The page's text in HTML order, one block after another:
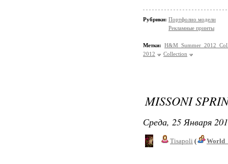
Рубрики: Портфолио модели
Рекламные принты
Метки: H&M Summer 2012
2012
Collection
MISSONI
Среда, 25 Января
Tisapoli (